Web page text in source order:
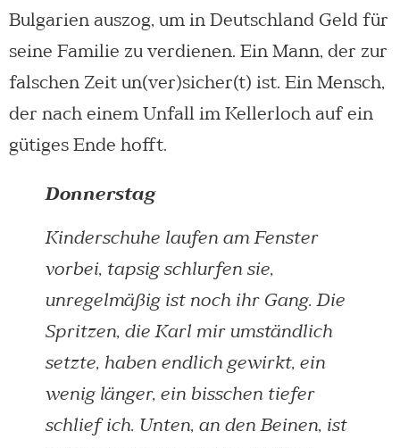
Bulgarien auszog, um in Deutschland Geld für
seine Familie zu verdienen. Ein Mann, der zur
falschen Zeit un(ver)sicher(t) ist. Ein Mensch,
der nach einem Unfall im Kellerloch auf ein
gütiges Ende hofft.
Donnerstag
Kinderschuhe laufen am Fenster
vorbei, tapsig schlurfen sie,
unregelmäßig ist noch ihr Gang. Die
Spritzen, die Karl mir umständlich
setzte, haben endlich ge­wirkt, ein
wenig länger, ein bisschen tiefer
schlief ich. Unten, an den Beinen, ist